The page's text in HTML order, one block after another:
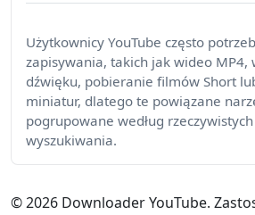
Użytkownicy YouTube często
zapisywania, takich jak wideo MP4,
dźwięku, pobieranie filmów Short
miniatur, dlatego te powiązane
pogrupowane według
wyszukiwania.
©2026 Downloader YouTube.